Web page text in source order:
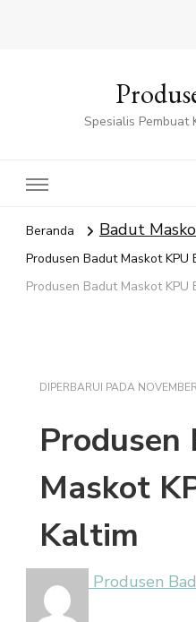
Spesialis Pembuat
Beranda Badut
Produsen Badut Maskot KPU
Produsen Badut Maskot KPU
DIPERBARUI PADA
Produsen
Maskot
Kaltim
Produsen